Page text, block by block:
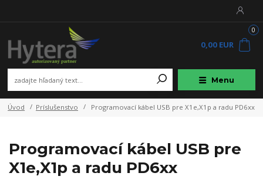
Menu
0
0,00 EUR
Úvod Príslušenstvo Programovací kábel USB pre X1e,X1p a radu PD6xx
Programovací kábel USB pre
X1e,X1p a radu PD6xx